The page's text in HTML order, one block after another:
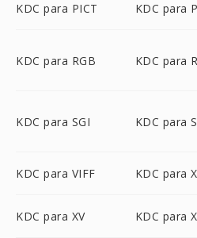
KDC para PICT KDC para
KDC para RGB KDC para
KDC para SGI KDC para
KDC para VIFF KDC para
KDC para XV KDC para